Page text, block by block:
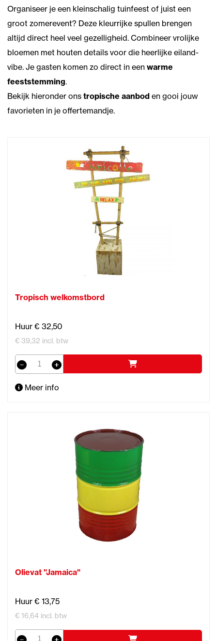
Organiseer je een kleinschalig tuinfeest of juist een
groot zomerevent? Deze kleurrijke spullen brengen
altijd direct heel veel gezelligheid. Combineer vrolijke
bloemen met houten details voor die heerlijke eiland-
vibe. Je gasten komen zo direct in een warme
feeststemming.
Bekijk hieronder ons tropische aanbod en gooi jouw
favorieten in je offertemandje.
Tropisch welkomstbord
Huur € 32,50
€ 39,32 incl. btw
Meer info
Olievat "Jamaica"
Huur € 13,75
€ 16,64 incl. btw